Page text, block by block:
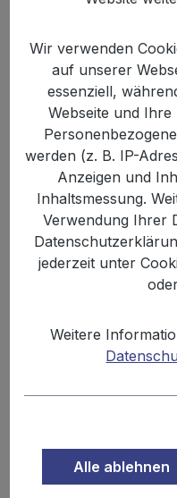
Bildergalerie
0.5 kg
Preise inkl. MwSt.
Wir verwenden
auf unserer
essenziell,
Webseite und
werden (z. B. IP-
Anzeigen und
Inhaltsmessung.
Verwendung Ihrer
jederzeit unter
Weitere
Alle ablehnen